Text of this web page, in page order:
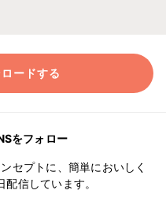
ードする
をフォロー
セプトに、簡単においしく
信しています。